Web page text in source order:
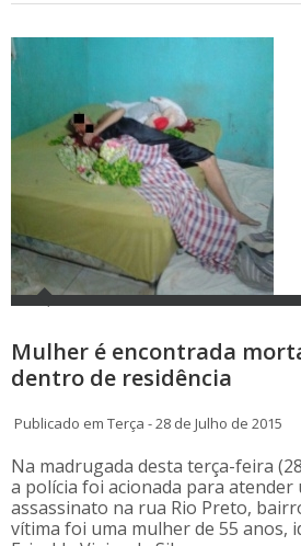
Mulher é encontrada
dentro de residência
Publicado em Terça - 28 de Julho de 2015
Na madrugada desta terça-feira
a polícia foi acionada para atender
assassinato na rua Rio Preto,
vítima foi uma mulher de 55 anos,